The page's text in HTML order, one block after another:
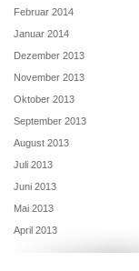
Februar 2014
Januar 2014
Dezember 2013
November 2013
Oktober 2013
September 2013
August 2013
Juli 2013
Juni 2013
Mai 2013
April 2013